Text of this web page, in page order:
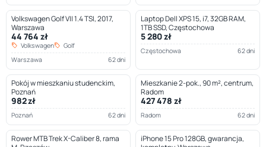
Volkswagen Golf VII 1.4 TSI, 2017,
Warszawa
44 764 zł
Volkswagen
Golf
Warszawa
62 dni
Laptop Dell XPS 15, i7, 32GB RAM,
1TB SSD, Częstochowa
5 280 zł
Częstochowa 62 dni
Pokój w mieszkaniu studenckim,
Poznań
982 zł
Poznań 62 dni
Mieszkanie 2-pok., 90 m², centrum,
Radom
427 478 zł
Radom 62 dni
Rower MTB Trek X-Caliber 8, rama
iPhone 15 Pro 128GB, gwarancja,